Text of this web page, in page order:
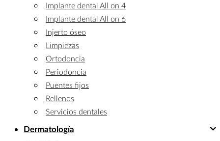
Implante dental All on 4
Implante dental All on 6
Injerto óseo
Limpiezas
Ortodoncia
Periodoncia
Puentes fijos
Rellenos
Servicios dentales
Dermatología